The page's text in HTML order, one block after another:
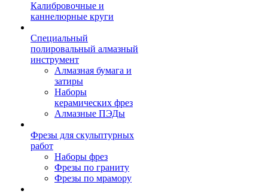
Калибровочные и
каннелюрные круги
Специальный
полировальный алмазный
инструмент
Алмазная бумага и
затиры
Наборы
керамических фрез
Алмазные ПЭДы
Фрезы для скульптурных
работ
Наборы фрез
Фрезы по граниту
Фрезы по мрамору